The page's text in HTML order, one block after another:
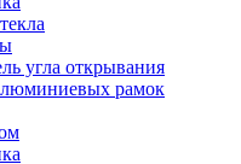
угла открывания
рамок